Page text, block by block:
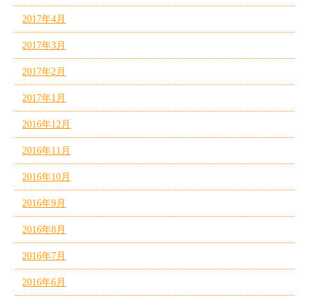
2017年4月
2017年3月
2017年2月
2017年1月
2016年12月
2016年11月
2016年10月
2016年9月
2016年8月
2016年7月
2016年6月